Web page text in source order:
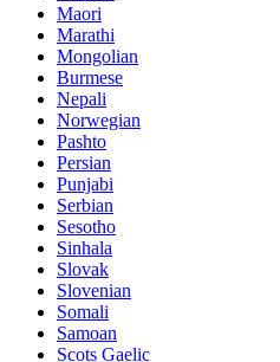
Maori
Marathi
Mongolian
Burmese
Nepali
Norwegian
Pashto
Persian
Punjabi
Serbian
Sesotho
Sinhala
Slovak
Slovenian
Somali
Samoan
Scots Gaelic